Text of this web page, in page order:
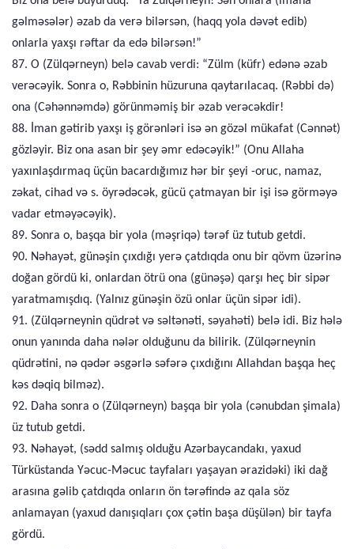
gəlməsələr) əzab da verə bilərsən, (haqq yola dəvət edib)
onlarla yaxşı rəftar da edə bilərsən!”
87. O (Zülqərneyn) belə cavab verdi: “Zülm (küfr) edənə əzab
verəcəyik. Sonra o, Rəbbinin hüzuruna qaytarılacaq. (Rəbbi də)
ona (Cəhənnəmdə) görünməmiş bir əzab verəcəkdir!
88. İman gətirib yaxşı iş görənləri isə ən gözəl mükafat (Cənnət)
gözləyir. Biz ona asan bir şey əmr edəcəyik!” (Onu Allaha
yaxınlaşdırmaq üçün bacardığımız hər bir şeyi -oruc, namaz,
zəkat, cihad və s. öyrədəcək, gücü çatmayan bir işi isə görməyə
vadar etməyəcəyik).
89. Sonra o, başqa bir yola (məşriqə) tərəf üz tutub getdi.
90. Nəhayət, günəşin çıxdığı yerə çatdıqda onu bir qövm üzərinə
doğan gördü ki, onlardan ötrü ona (günəşə) qarşı heç bir sipər
yaratmamışdıq. (Yalnız günəşin özü onlar üçün sipər idi).
91. (Zülqərneynin qüdrət və səltənəti, səyahəti) belə idi. Biz hələ
onun yanında daha nələr olduğunu da bilirik. (Zülqərneynin
qüdrətini, nə qədər əsgərlə səfərə çıxdığını Allahdan başqa heç
kəs dəqiq bilməz).
92. Daha sonra o (Zülqərneyn) başqa bir yola (cənubdan şimala)
üz tutub getdi.
93. Nəhayət, (sədd salmış olduğu Azərbaycandakı, yaxud
Türküstanda Yəcuc-Məcuc tayfaları yaşayan ərazidəki) iki dağ
arasına gəlib çatdıqda onların ön tərəfində az qala söz
anlamayan (yaxud danışıqları çox çətin başa düşülən) bir tayfa
gördü.